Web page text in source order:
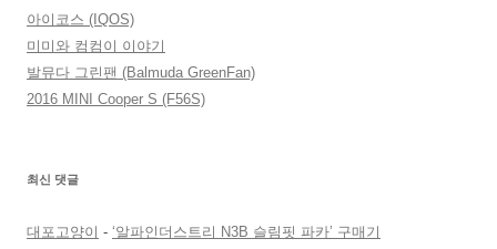
아이코스 (IQOS)
미미와 컴컴이 이야기
발뮤다 그린팬 (Balmuda GreenFan)
2016 MINI Cooper S (F56S)
최신 댓글
대포고양이 - ‘알파인더스트리 N3B 슬림핏 파카’ 구매기